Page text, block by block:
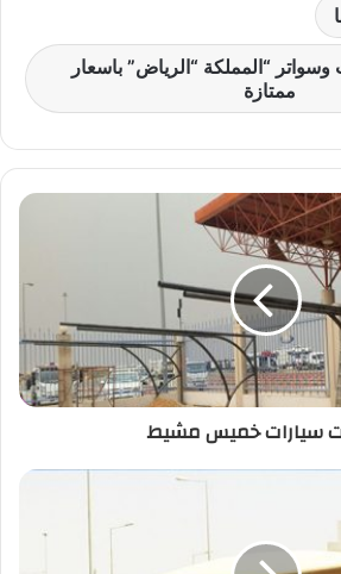
“المملكة “الرياض” باسعار
ممتازة
سيارات خميس مشيط